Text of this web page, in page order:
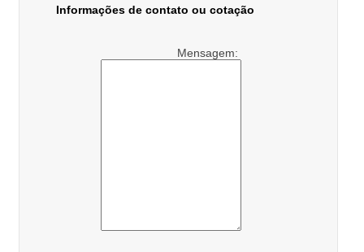
Informações de contato ou cotação
Mensagem: